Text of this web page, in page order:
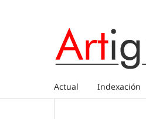
Actual Indexación